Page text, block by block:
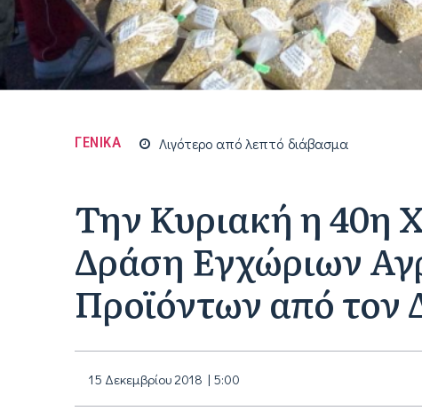
ΓΕΝΙΚΑ Λιγότερο απόλεπτό διάβασμα
Την Κυριακή η 40η
Δράση Εγχώριων
Προϊόντων από τον
15 Δεκεμβρίου 2018 | 5:00